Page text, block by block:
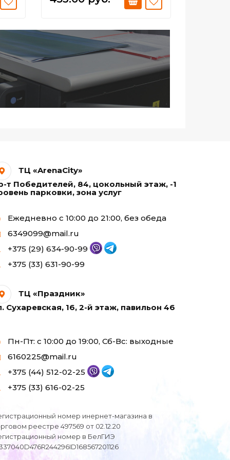
ТЦ «ArenaCity»
т Победителей, 84, цокольный этаж, -1
парковки, зона услуг
Ежедневно с 10:00 до 21:00, без обеда
6349099@mail.ru
+375 (29) 634-90-99
+375 (33) 631-90-99
ТЦ «Праздник»
Сухаревская, 16, 2-й этаж, павильон 46
Пн-Пт: с 10:00 до 19:00, Сб-Вс: выходные
6160225@mail.ru
+375 (44) 512-02-25
+375 (33) 616-02-25
номер инернет-магазина в
реестре 497569 от 02.12.20
номер в БелГИЭ